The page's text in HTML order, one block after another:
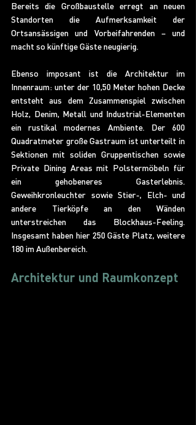
Bereits die Großbaustelle erregt an neuen
Standorten die Aufmerksamkeit der
Ortsansässigen und Vorbeifahrenden – und
macht so künftige Gäste neugierig.
Ebenso imposant ist die Architektur im
Innenraum: unter der 10,50 Meter hohen Decke
entsteht aus dem Zusammenspiel zwischen
Holz, Denim, Metall und Industrial-Elementen
ein rustikal modernes Ambiente. Der 600
Quadratmeter große Gastraum ist unterteilt in
Sektionen mit soliden Gruppentischen sowie
Private Dining Areas mit Polstermöbeln für
ein gehobeneres Gasterlebnis.
Geweihkronleuchter sowie Stier-, Elch- und
andere Tierköpfe an den Wänden
unterstreichen das Blockhaus-Feeling.
Insgesamt haben hier 250 Gäste Platz, weitere
180 im Außenbereich.
Architektur und Raumkonzept